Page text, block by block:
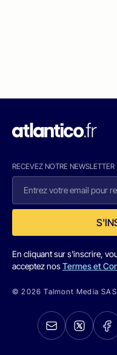
RECEVEZ NOTRE NEWSLETTER
En cliquant sur s'inscrire,
acceptez nosTermes et
© 2026 Talmont Media